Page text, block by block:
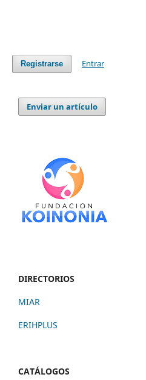
Registrarse Entrar
Enviar un artículo
DIRECTORIOS
MIAR
ERIHPLUS
CATÁLOGOS